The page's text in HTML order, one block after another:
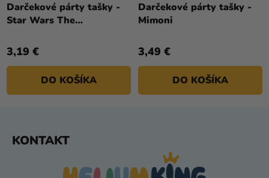
Darčekové párty tašky -
Star Wars The
3,19 €
DO KOŠÍKA
Darčekové párty tašky -
Mimoni
3,49 €
DO KOŠÍKA
KONTAKT